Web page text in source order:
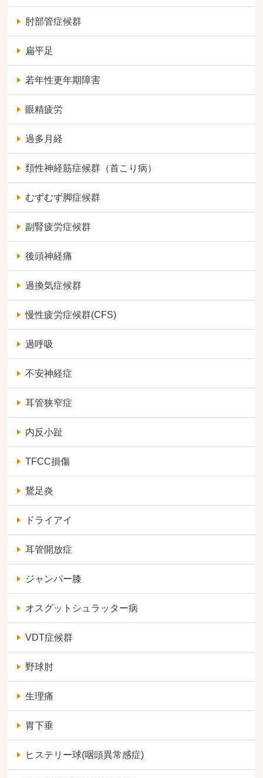
肘部管症候群
扁平足
若年性更年期障害
眼精疲労
過多月経
頚性神経筋症候群（首こり病）
むずむず脚症候群
副腎疲労症候群
後頭神経痛
過換気症候群
慢性疲労症候群(CFS)
過呼吸
不安神経症
耳管狭窄症
内反小趾
TFCC損傷
鵞足炎
ドライアイ
耳管開放症
ジャンパー膝
オスグットシュラッター病
VDT症候群
野球肘
生理痛
胃下垂
ヒステリー球(咽頭異常感症)